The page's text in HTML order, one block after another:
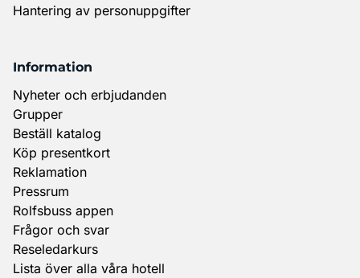
Hantering av personuppgifter
Information
Nyheter och erbjudanden
Grupper
Beställ katalog
Köp presentkort
Reklamation
Pressrum
Rolfsbuss appen
Frågor och svar
Reseledarkurs
Lista över alla våra hotell